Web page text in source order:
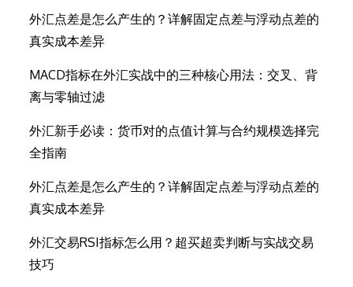
外汇点差是怎么产生的？详解固定点差与浮动点差的
真实成本差异
MACD指标在外汇实战中的三种核心用法：交叉、背
离与零轴过滤
外汇新手必读：货币对的点值计算与合约规模选择完
全指南
外汇点差是怎么产生的？详解固定点差与浮动点差的
真实成本差异
外汇交易RSI指标怎么用？超买超卖判断与实战交易
技巧